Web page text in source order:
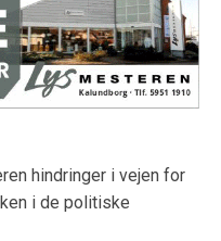
hindringer i vejen for
i de politiske